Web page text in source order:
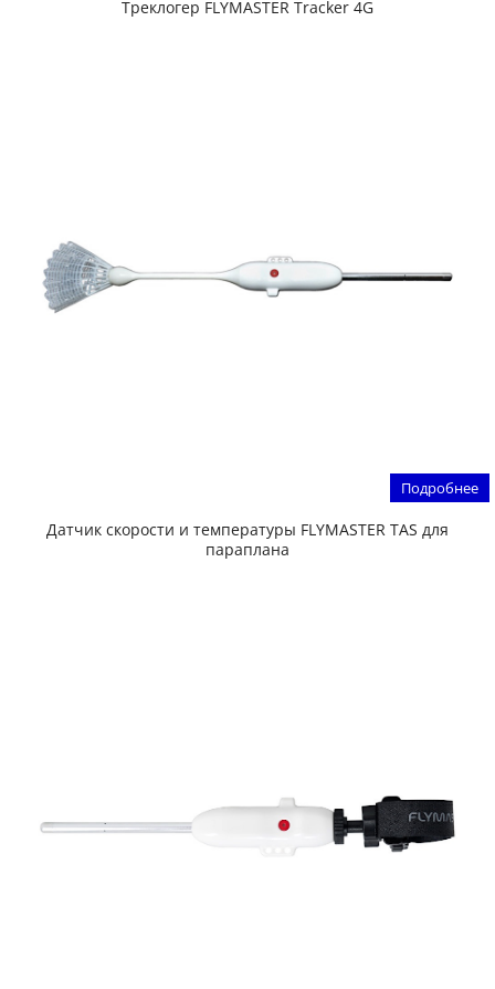
Треклогер FLYMASTER Tracker 4G
Подробнее
Датчик скорости и температуры FLYMASTER TAS для
параплана